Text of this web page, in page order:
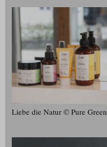
Liebe die Natur © Pure Green